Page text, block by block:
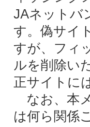
JAネットバ
す。偽サイ
すが、フィ
ルを削除い
正サイトに
なお、本
は何ら関係